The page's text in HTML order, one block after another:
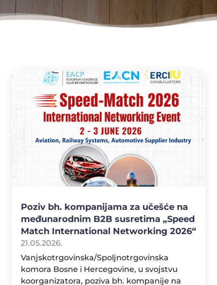
Poziv bh. kompanijama za učešće na
međunarodnim B2B susretima „Speed
Match International Networking 2026“
21.05.2026.
Vanjskotrgovinska/Spoljnotrgovinska
komora Bosne i Hercegovine, u svojstvu
koorganizatora, poziva bh. kompanije na